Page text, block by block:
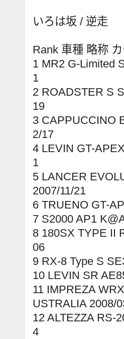
いろは坂 / 逆走
Rank 車種 略称
1 MR2 G-Limited
1
2 ROADSTER S
19
3 CAPPUCCINO
2/17
4 LEVIN GT-
1
5 LANCER
2007/11/21
6 TRUENO GT-
7 S2000 AP1
8 180SX TYPE II
06
9 RX-8 Type S
10 LEVIN SR
11 IMPREZA
USTRALIA 2008/
12 ALTEZZA RS-
4